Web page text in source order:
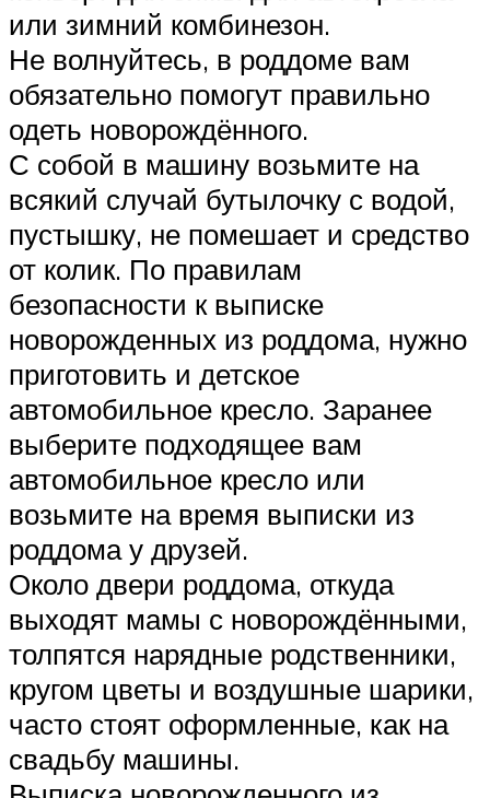
или зимний комбинезон.
Не волнуйтесь, в роддоме вам
обязательно помогут правильно
одеть новорождённого.
С собой в машину возьмите на
всякий случай бутылочку с водой,
пустышку, не помешает и средство
от колик. По правилам
безопасности к выписке
новорожденных из роддома, нужно
приготовить и детское
автомобильное кресло. Заранее
выберите подходящее вам
автомобильное кресло или
возьмите на время выписки из
роддома у друзей.
Около двери роддома, откуда
выходят мамы с новорождёнными,
толпятся нарядные родственники,
кругом цветы и воздушные шарики,
часто стоят оформленные, как на
свадьбу машины.